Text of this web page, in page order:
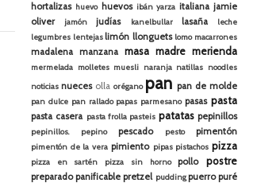
hortalizas huevo huevos ibán yarza italiana jamie
oliver
jamón judías kanelbullar lasaña
leche
legumbres lentejas limón llonguets lomo macarrones
madalena manzana masa madre merienda
mermelada molletes muesli naranja natillas noodles
noticias nueces olla orégano pan pan de molde
pan dulce pan rallado papas parmesano pasas pasta
pasta casera pasta frolla pasteis patatas pepinillos
pepinillos. pepino pescado pesto pimentón
pimentón de la vera pimiento pipas pistachos pizza
pizza en sartén pizza sin horno pollo postre
preparado panificable pretzel puddingpuerro puré